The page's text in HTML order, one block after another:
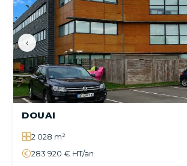
‹
DOUAI
2 028 m²
283 920 € HT/an